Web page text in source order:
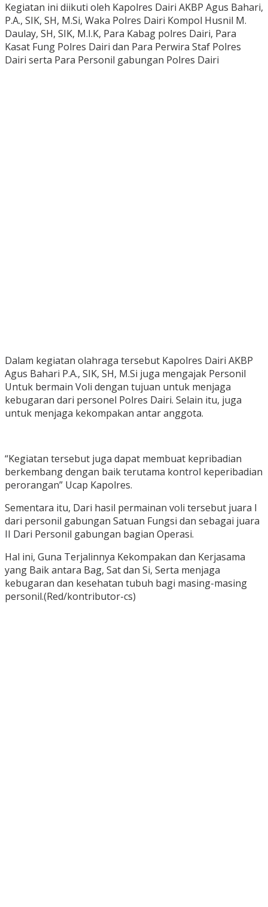
Kegiatan ini diikuti oleh Kapolres Dairi AKBP Agus Bahari,
P.A., SIK, SH, M.Si, Waka Polres Dairi Kompol Husnil M.
Daulay, SH, SIK, M.I.K, Para Kabag polres Dairi, Para
Kasat Fung Polres Dairi dan Para Perwira Staf Polres
Dairi serta Para Personil gabungan Polres Dairi
Dalam kegiatan olahraga tersebut Kapolres Dairi AKBP
Agus Bahari P.A., SIK, SH, M.Si juga mengajak Personil
Untuk bermain Voli dengan tujuan untuk menjaga
kebugaran dari personel Polres Dairi. Selain itu, juga
untuk menjaga kekompakan antar anggota.
“Kegiatan tersebut juga dapat membuat kepribadian
berkembang dengan baik terutama kontrol keperibadian
perorangan” Ucap Kapolres.
Sementara itu, Dari hasil permainan voli tersebut juara I
dari personil gabungan Satuan Fungsi dan sebagai juara
II Dari Personil gabungan bagian Operasi.
Hal ini, Guna Terjalinnya Kekompakan dan Kerjasama
yang Baik antara Bag, Sat dan Si, Serta menjaga
kebugaran dan kesehatan tubuh bagi masing-masing
personil.(Red/kontributor-cs)